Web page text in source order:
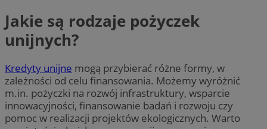
Jakie są rodzaje pożyczek
unijnych?
Kredyty unijne mogą przybierać różne formy, w
zależności od celu finansowania. Możemy wyróżnić
m.in. pożyczki na rozwój infrastruktury, wsparcie
innowacyjności, finansowanie badań i rozwoju czy
pomoc w realizacji projektów ekologicznych. Warto